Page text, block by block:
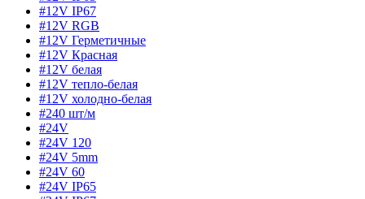
#12V IP67
#12V RGB
#12V Герметичные
#12V Красная
#12V белая
#12V тепло-белая
#12V холодно-белая
#240 шт/м
#24V
#24V 120
#24V 5mm
#24V 60
#24V IP65